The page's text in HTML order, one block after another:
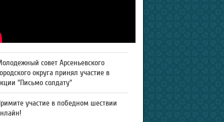
совет Арсеньевского
округа принял участие в
"Письмо солдату"
участие в победном шествии